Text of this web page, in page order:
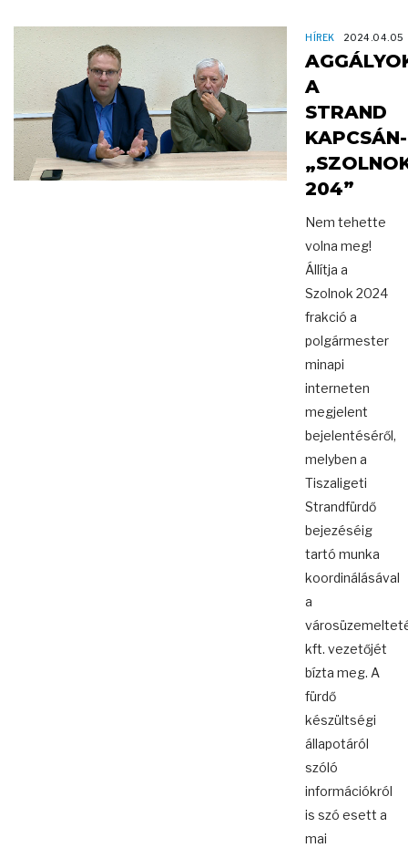
HÍREK 2024.04.05
A
STRAND
KAPCSÁN-
204”
Nem tehette
volna meg!
Állítja a
Szolnok 2024
frakció a
polgármester
minapi
interneten
megjelent
bejelentéséről,
melyben a
Tiszaligeti
Strandfürdő
bejezéséig
tartó munka
koordinálásával
a
kft. vezetőjét
bízta meg. A
fürdő
készültségi
állapotáról
szóló
információkról
is szó esett a
mai